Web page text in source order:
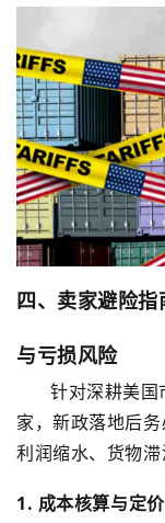
四、卖家避险
与亏损风险
针对深耕美国
家，新政落地后
利润缩水、货物滞
1. 成本核算与定